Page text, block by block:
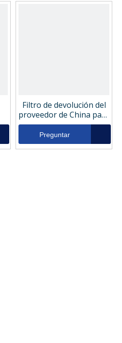
Filtro de devolución del
proveedor de China para
la carretilla elevadora
G02616
Preguntar